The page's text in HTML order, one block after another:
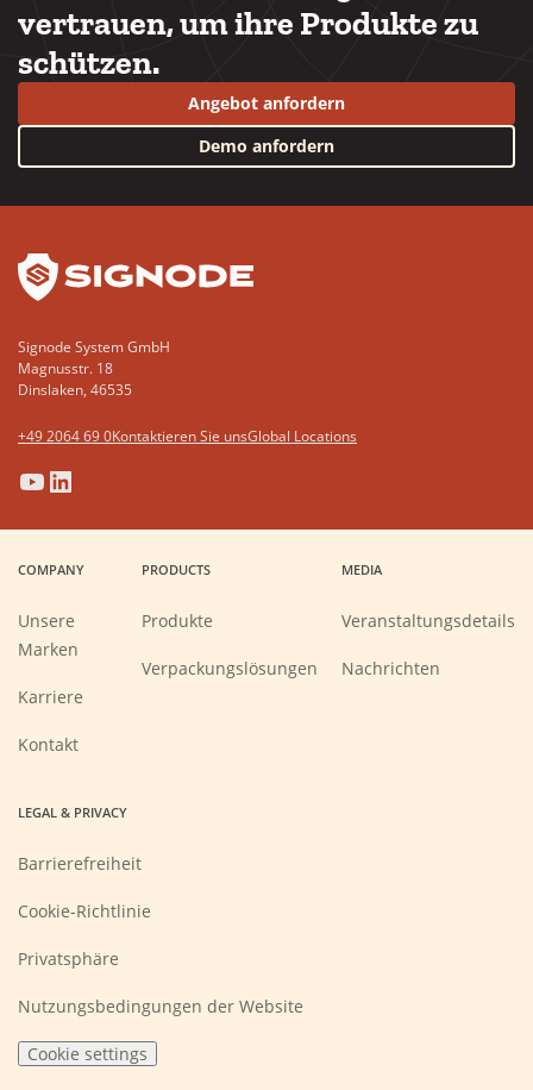
vertrauen, um ihre Produkte zu
schützen.
Angebot anfordern
Demo anfordern
Signode System GmbH
Magnusstr. 18
Dinslaken, 46535
+49 2064 69 0Kontaktieren Sie unsGlobal Locations
(Opens
in
new
(Opens
in
new
(Opens
in
new
(Opens
in
new
COMPANY
Unsere
Marken
Karriere
Kontakt
PRODUCTS
Produkte
Verpackungslösungen
MEDIA
Veranstaltungsdetails
Nachrichten
LEGAL & PRIVACY
Barrierefreiheit
Cookie-Richtlinie
Privatsphäre
Nutzungsbedingungen der Website
Cookie settings